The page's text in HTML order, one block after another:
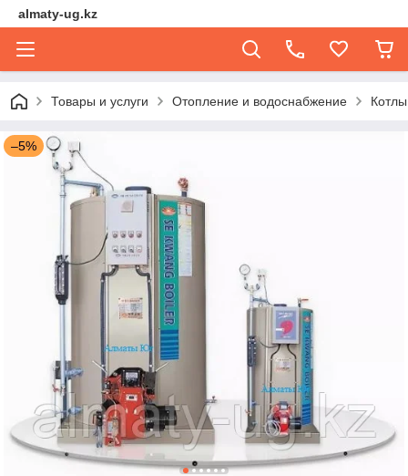
almaty-ug.kz
Товары и услуги Отопление и водоснабжение Котлы
–5%